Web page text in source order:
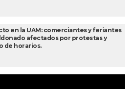
en la UAM: comerciantes y feriantes
afectados por protestas y
de horarios.